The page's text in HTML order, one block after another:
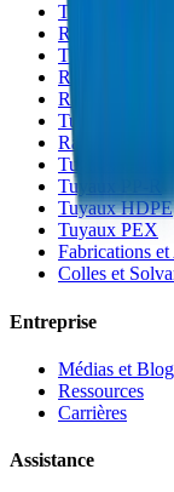
Tuyaux de
Raccords de
Tuyaux PVC
Raccords PVC
Raccords PVC
Tuyaux de
Raccords de
Tuyaux
Tuyaux PP-R
Tuyaux HDPE
Tuyaux PEX
Fabrications et
Colles et
Entreprise
Médias et
Ressources
Carrières
Assistance